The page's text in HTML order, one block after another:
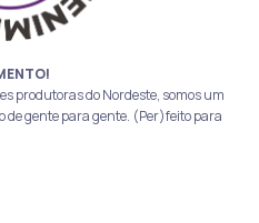
produtoras do Nordeste, somos um
gente para gente. (Per)feito para